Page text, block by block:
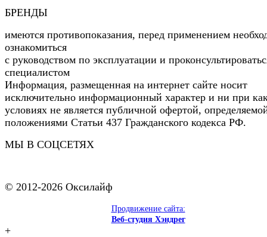
БРЕНДЫ
имеются противопоказания, перед применением
ознакомиться
с руководством по эксплуатации и
специалистом
Информация, размещенная на интернет сайте носит
исключительно информационный характер и ни при
условиях не является публичной офертой,
положениями Статьи 437 Гражданского кодекса РФ.
МЫ В СОЦСЕТЯХ
© 2012-2026 Оксилайф
Продвижение сайта:
Веб-студия Хэндрег
+